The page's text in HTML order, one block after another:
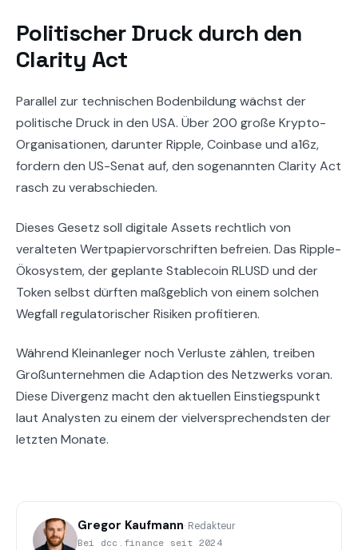
Politischer Druck durch den
Clarity Act
Parallel zur technischen Bodenbildung wächst der
politische Druck in den USA. Über 200 große Krypto-
Organisationen, darunter Ripple, Coinbase und a16z,
fordern den US-Senat auf, den sogenannten Clarity Act
rasch zu verabschieden.
Dieses Gesetz soll digitale Assets rechtlich von
veralteten Wertpapiervorschriften befreien. Das Ripple-
Ökosystem, der geplante Stablecoin RLUSD und der
Token selbst dürften maßgeblich von einem solchen
Wegfall regulatorischer Risiken profitieren.
Während Kleinanleger noch Verluste zählen, treiben
Großunternehmen die Adaption des Netzwerks voran.
Diese Divergenz macht den aktuellen Einstiegspunkt
laut Analysten zu einem der vielversprechendsten der
letzten Monate.
Gregor Kaufmann· Redakteur
Bei dcc.finance seit 2024